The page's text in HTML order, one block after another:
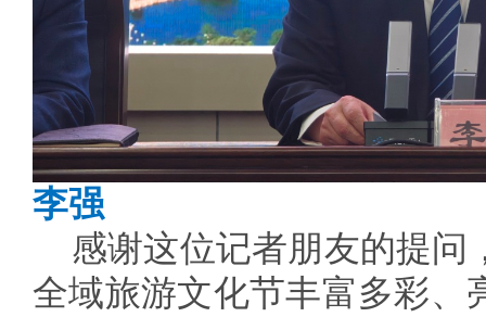
李强
感谢这位记者朋友的提问
全域旅游文化节丰富多彩、